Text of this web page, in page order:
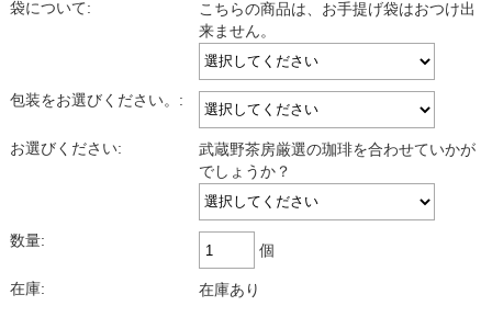
袋について:
こちらの商品は、お手提げ袋はおつけ出
来ません。
包装をお選びください。:
お選びください:
武蔵野茶房厳選の珈琲を合わせていかが
でしょうか？
数量:
個
在庫: 在庫あり